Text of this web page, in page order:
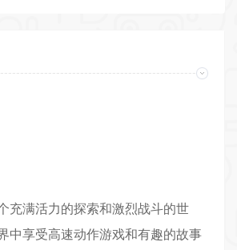
充满活力的探索和激烈战斗的世
中享受高速动作游戏和有趣的故事